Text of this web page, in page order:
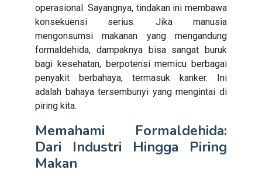
operasional. Sayangnya, tindakan ini membawa
konsekuensi serius. Jika manusia
mengonsumsi makanan yang mengandung
formaldehida, dampaknya bisa sangat buruk
bagi kesehatan, berpotensi memicu berbagai
penyakit berbahaya, termasuk kanker. Ini
adalah bahaya tersembunyi yang mengintai di
piring kita.
Memahami Formaldehida:
Dari Industri Hingga Piring
Makan